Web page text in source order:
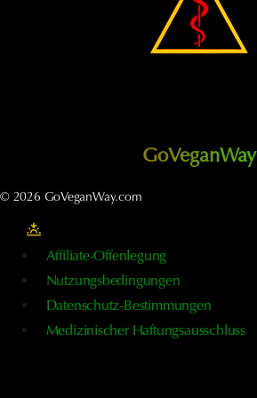
GoVeganWay
© 2026 GoVeganWay.com
Affiliate-Offenlegung
Nutzungsbedingungen
Datenschutz-Bestimmungen
Medizinischer Haftungsausschluss